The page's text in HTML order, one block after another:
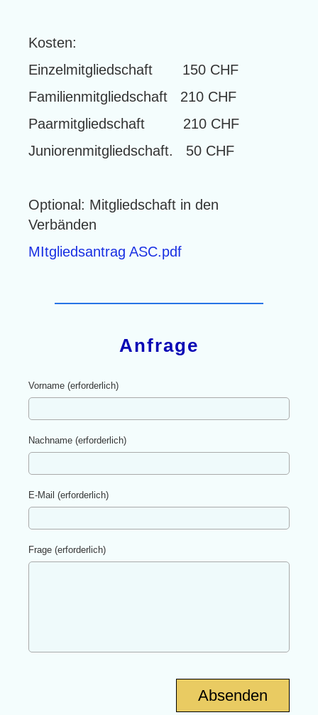
Kosten:
Einzelmitgliedschaft 150 CHF
Familienmitgliedschaft 210 CHF
Paarmitgliedschaft 210 CHF
Juniorenmitgliedschaft. 50 CHF
Optional: Mitgliedschaft in den
Verbänden
MItgliedsantrag ASC.pdf
Anfrage
Vorname (erforderlich)
Nachname (erforderlich)
E-Mail (erforderlich)
Frage (erforderlich)